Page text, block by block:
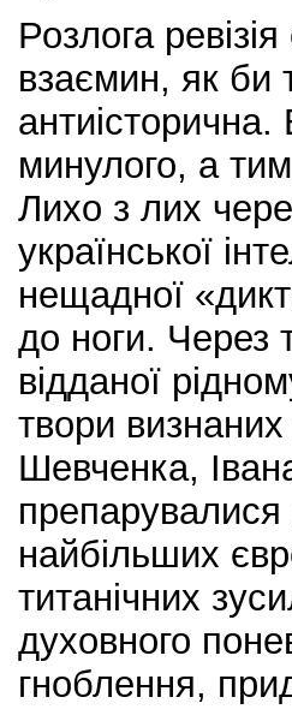
Розлога
взаємин, як би
минулого, а
Лихо з лих
української
нещадної
до ноги. Через
відданої
твори визнаних
Шевченка,
найбільших
титанічних
духовного
гноблення,